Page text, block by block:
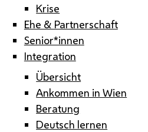
Krise
Ehe & Partnerschaft
Senior*innen
Integration
Übersicht
Ankommen in Wien
Beratung
Deutsch lernen